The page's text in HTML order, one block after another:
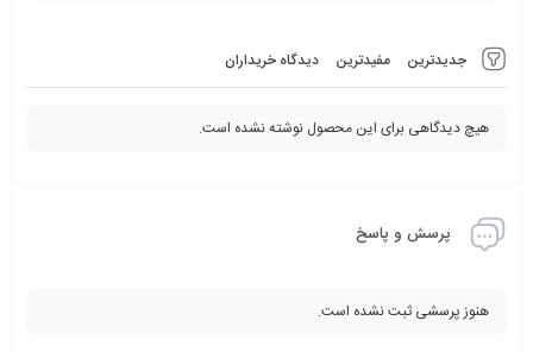
جدیدترین مفیدترین دیدگاه خریداران
هیچ دیدگاهی برای این محصول نوشته نشده است.
پرسش و پاسخ
هنوز پرسشی ثبت نشده است.